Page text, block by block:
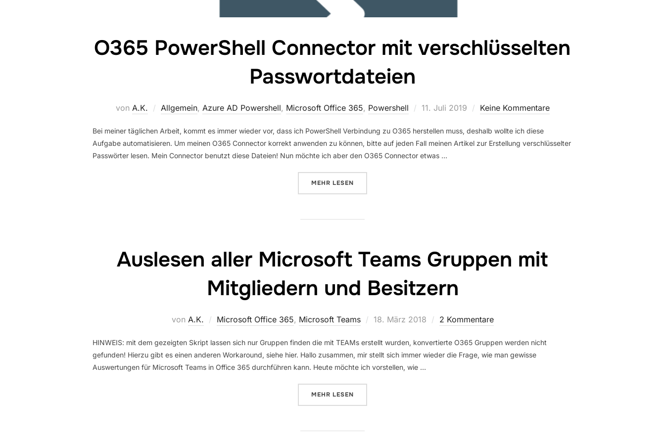
O365 PowerShell Connector mit verschlüsselten
Passwortdateien
von A.K. Allgemein, Azure AD Powershell, Microsoft Office 365, Powershell
Veröffentlicht
11. Juli 2019 Keine Kommentare
Bei meiner täglichen Arbeit, kommt es immer wieder vor, dass ich PowerShell Verbindung zu O365 herstellen muss, deshalb wollte ich diese
Aufgabe automatisieren. Um meinen O365 Connector korrekt anwenden zu können, bitte auf jeden Fall meinen Artikel zur Erstellung verschlüsselter
Passwörter lesen. Mein Connector benutzt diese Dateien! Nun möchte ich aber den O365 Connector etwas …
MEHR ÜBER „O365 POWERSHELL CONNECTOR MIT VERSCHLÜSSELTEN PASSWORTDATEIEN“
LESEN
Auslesen aller Microsoft Teams Gruppen mit
Mitgliedern und Besitzern
von A.K. Microsoft Office 365, Microsoft Teams
Veröffentlicht
18. März 2018 2 Kommentare
HINWEIS: mit dem gezeigten Skript lassen sich nur Gruppen finden die mit TEAMs erstellt wurden, konvertierte O365 Gruppen werden nicht
gefunden! Hierzu gibt es einen anderen Workaround, siehe hier. Hallo zusammen, mir stellt sich immer wieder die Frage, wie man gewisse
Auswertungen für Microsoft Teams in Office 365 durchführen kann. Heute möchte ich vorstellen, wie …
MEHR ÜBER „AUSLESEN ALLER MICROSOFT TEAMS GRUPPEN MIT MITGLIEDERN UND BESITZERN“
LESEN